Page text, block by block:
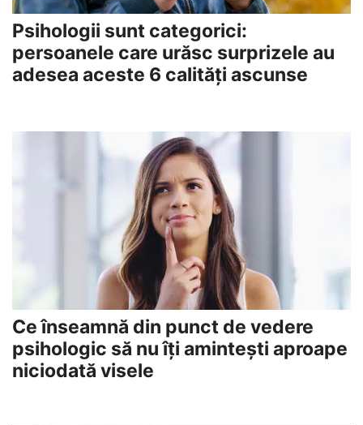
Psihologii sunt categorici:
persoanele care urăsc surprizele au
adesea aceste 6 calități ascunse
Ce înseamnă din punct de vedere
psihologic să nu îți amintești aproape
niciodată visele